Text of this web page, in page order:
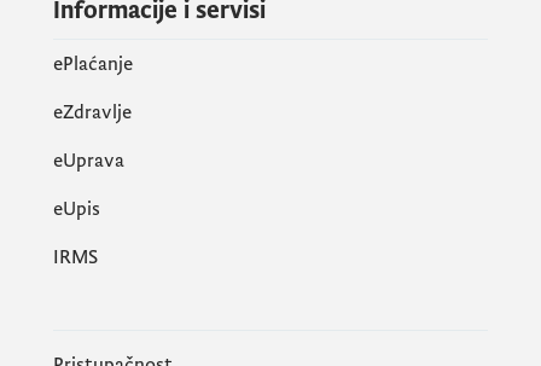
Informacije i servisi
ePlaćanje
eZdravlje
eUprava
еUpis
IRMS